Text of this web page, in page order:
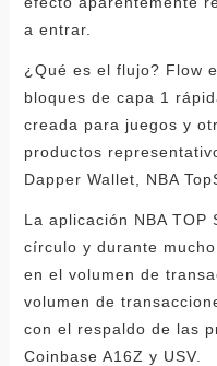
a entrar.
¿Qué es el flujo? Flow
bloques de capa 1
creada para juegos y
productos
Dapper Wallet, NBA
La aplicación NBA TOP
círculo y durante
en el volumen de
volumen de
con el respaldo de las
Coinbase A16Z y USV.